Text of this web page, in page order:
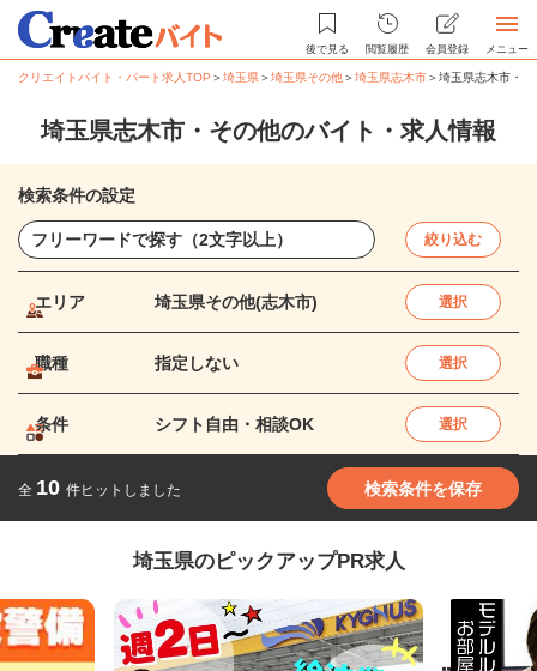
後で見る 閲覧履歴 会員登録 メニュー
クリエイトバイト・パート求人TOP ＞埼玉県＞埼玉県その他＞埼玉県志木市＞埼玉県志木市・
埼玉県志木市・その他のバイト・求人情報
検索条件の設定
絞り込む
エリア 埼玉県その他(志木市) 選択
職種 指定しない 選択
条件 シフト自由・相談OK 選択
全 10 件ヒットしました 検索条件を保存
埼玉県のピックアップPR求人